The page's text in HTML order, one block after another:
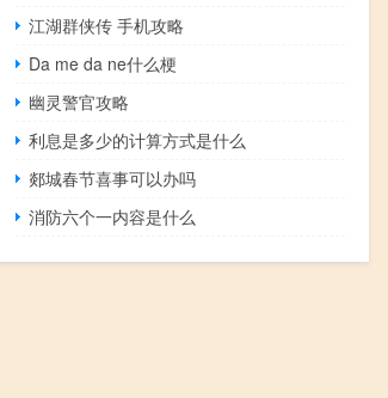
江湖群侠传 手机攻略
Da me da ne什么梗
幽灵警官攻略
利息是多少的计算方式是什么
郯城春节喜事可以办吗
消防六个一内容是什么